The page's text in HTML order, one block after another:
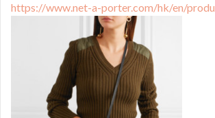
https://www.net-a-porter.com/hk/en/